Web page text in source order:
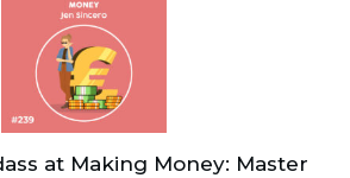
at Making Money: Master